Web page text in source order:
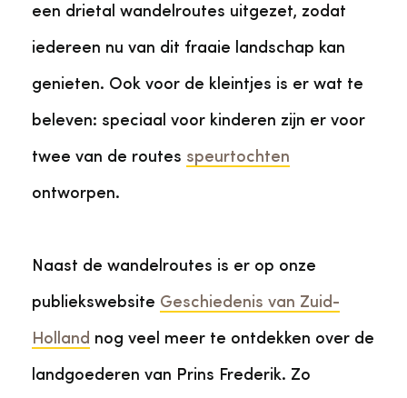
een drietal wandelroutes uitgezet, zodat
iedereen nu van dit fraaie landschap kan
genieten. Ook voor de kleintjes is er wat te
beleven: speciaal voor kinderen zijn er voor
twee van de routes speurtochten
ontworpen.
Naast de wandelroutes is er op onze
publiekswebsite Geschiedenis van Zuid-
Holland nog veel meer te ontdekken over de
landgoederen van Prins Frederik. Zo